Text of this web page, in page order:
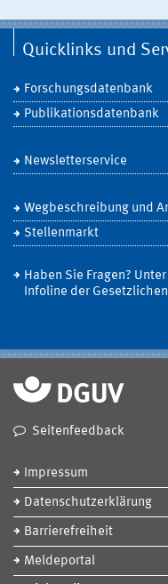
Quicklinks und
Forschungsdatenbank
Publikationsdatenbank
Newsletterservice
Wegbeschreibung und
Stellenmarkt
Haben Sie Fragen?
Infoline der
Seitenfeedback
Impressum
Datenschutzerklärung
Barrierefreiheit
Meldeportal